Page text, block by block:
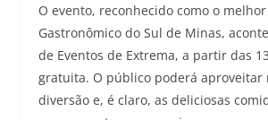
O evento, reconhecido como o melhor
Gastronômico do Sul de Minas,
de Eventos de Extrema, a partir das
gratuita. O público poderá aproveitar
diversão e, é claro, as deliciosas